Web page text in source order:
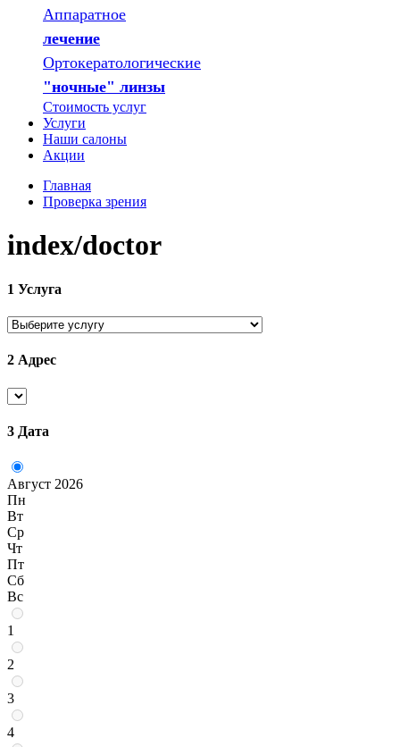
Аппаратное
лечение
Ортокератологические
"ночные" линзы
Стоимость услуг
Услуги
Наши салоны
Акции
Главная
Проверка зрения
index/doctor
1 Услуга
2 Адрес
3 Дата
Август 2026
Пн
Вт
Ср
Чт
Пт
Сб
Вс
1
2
3
4